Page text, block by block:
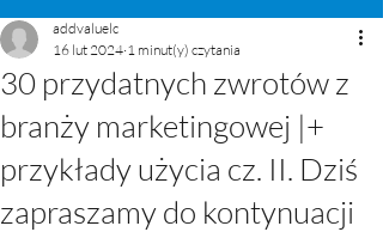
30 przydatnych zwrotów z
branży marketingowej |+
przykłady użycia cz. II. Dziś
zapraszamy do kontynuacji
addvaluelc
16 lut 2024 1 minut(y) czytania